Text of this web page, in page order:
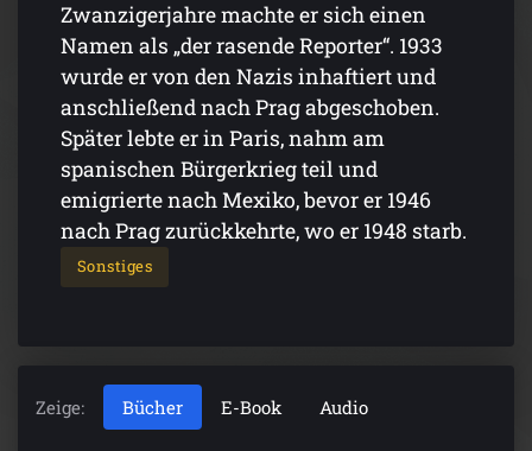
Zwanzigerjahre machte er sich einen
Namen als „der rasende Reporter“. 1933
wurde er von den Nazis inhaftiert und
anschließend nach Prag abgeschoben.
Später lebte er in Paris, nahm am
spanischen Bürgerkrieg teil und
emigrierte nach Mexiko, bevor er 1946
nach Prag zurückkehrte, wo er 1948 starb.
Sonstiges
Zeige: Bücher E-Book Audio